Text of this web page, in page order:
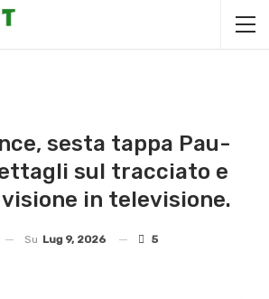
sesta tappa Pau-
sul tracciato e
in televisione.
Su Lug 9, 2026 5